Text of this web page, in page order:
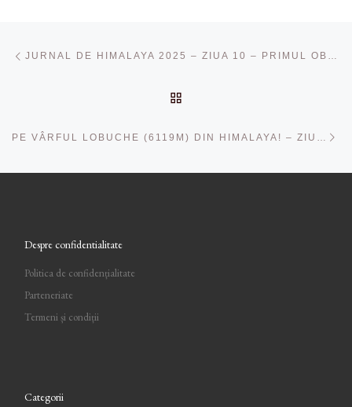
JURNAL DE HIMALAYA 2025 – ZIUA 10 – PRIMUL OBIECTIV ATINS: EVEREST BASE CAMP (5364M)
Despre confidentialitate
Politica de confidențialitate
Parteneriate
Termeni și condiții
Categorii